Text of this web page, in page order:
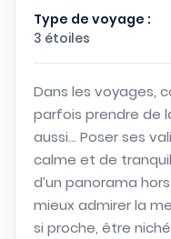
Type de voyage :
3 étoiles
Dans les voyages,
parfois prendre de
aussi… Poser ses
calme et de
d’un panorama
mieux admirer la
si proche, être